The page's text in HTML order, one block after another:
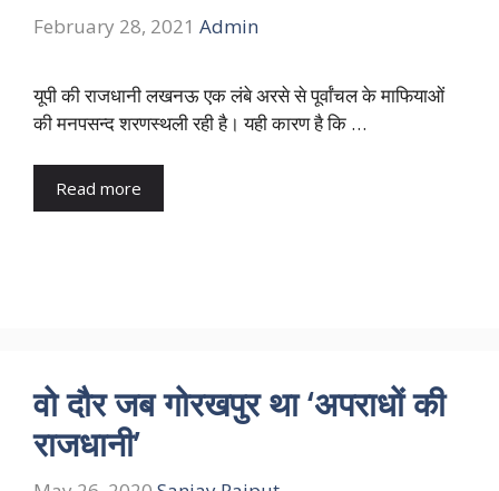
February 28, 2021 Admin
यूपी की राजधानी लखनऊ एक लंबे अरसे से पूर्वांचल के माफियाओं
की मनपसन्द शरणस्थली रही है। यही कारण है कि …
Read more
वो दौर जब गोरखपुर था ‘अपराधों की
राजधानी’